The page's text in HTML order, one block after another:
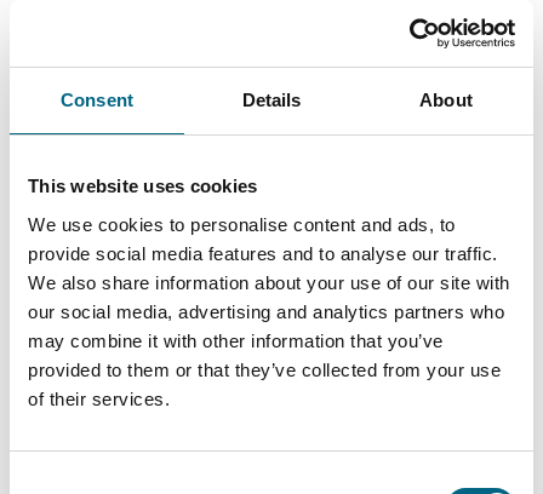
Consent Details About
This website uses cookies
We use cookies to personalise content and ads, to
provide social media features and to analyse our traffic.
We also share information about your use of our site with
our social media, advertising and analytics partners who
may combine it with other information that you’ve
provided to them or that they’ve collected from your use
of their services.
Kristinan opastetut kiertomatkat ovat vieneet Ulla-
Maijan mennessään
Opastetut kiertomatkat ovat Kristinan matkavalikoiman ydin:
kohteessa ja mukana on suomalainen matkanjohtaja. Kristinan
Maija Meri-Kirvesojalle, joka on
Lue lisää